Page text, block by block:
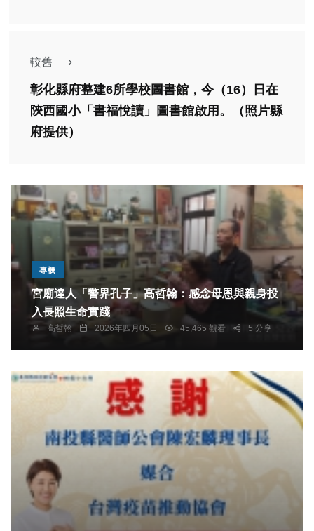
較舊
彰化縣府整建6所學校圖書館，今（16）日在
陝西國小「書福悅讀」圖書館啟用。（照片縣
府提供）
專欄
宮廟達人「警界孔子」高哲翰：感念母恩與親身投
入長照生命實踐
高哲翰 2026年四月05日 45,465 觀看 5 分享